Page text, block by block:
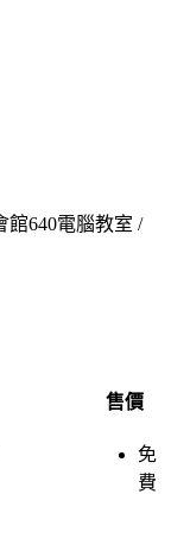
館640電腦教室 /
售價
免
費